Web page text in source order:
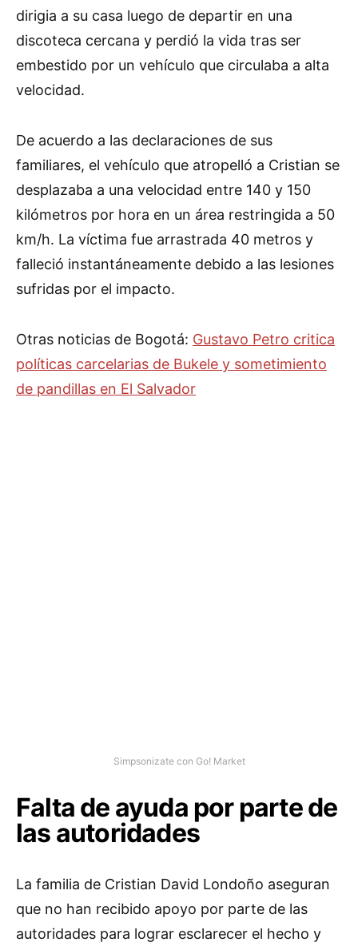
dirigia a su casa luego de departir en una
discoteca cercana y perdió la vida tras ser
embestido por un vehículo que circulaba a alta
velocidad.
De acuerdo a las declaraciones de sus
familiares, el vehículo que atropelló a Cristian se
desplazaba a una velocidad entre 140 y 150
kilómetros por hora en un área restringida a 50
km/h. La víctima fue arrastrada 40 metros y
falleció instantáneamente debido a las lesiones
sufridas por el impacto.
Otras noticias de Bogotá: Gustavo Petro critica
políticas carcelarias de Bukele y sometimiento
de pandillas en El Salvador
Simpsonizate con Go! Market
Falta de ayuda por parte de
las autoridades
La familia de Cristian David Londoño aseguran
que no han recibido apoyo por parte de las
autoridades para lograr esclarecer el hecho y